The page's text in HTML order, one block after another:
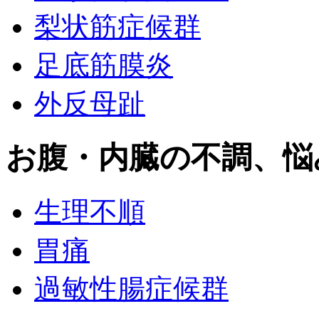
梨状筋症候群
足底筋膜炎
外反母趾
お腹・内臓の不調、
生理不順
胃痛
過敏性腸症候群